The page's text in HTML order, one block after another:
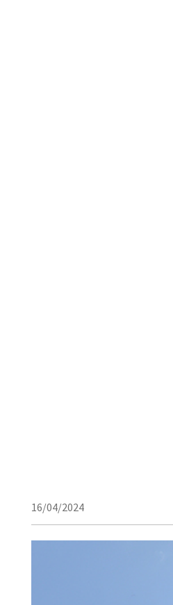
16/04/2024